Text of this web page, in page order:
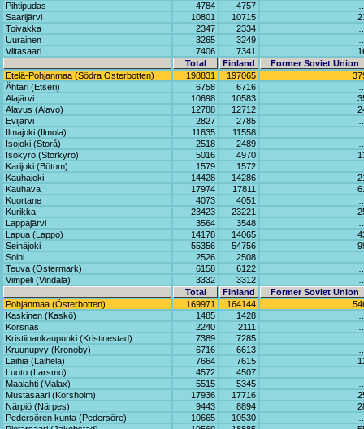
Pihtipudas
4784 4757
Saarijärvi
10801 10715
Toivakka
2347 2334
Uurainen
3265 3249
Viitasaari
7406 7341
Total
Finland
Former Soviet Union
Etelä-Pohjanmaa (Södra Österbotten)
198831 197065
Ähtäri (Etseri)
6758 6716
Alajärvi
10698 10583
Alavus (Alavo)
12788 12712
Evijärvi
2827 2785
Ilmajoki (Ilmola)
11635 11558
Isojoki (Storå)
2518 2489
Isokyrö (Storkyro)
5016 4970
Karijoki (Bötom)
1579 1572
Kauhajoki
14428 14286
Kauhava
17974 17811
Kuortane
4073 4051
Kurikka
23423 23221
Lappajärvi
3564 3548
Lapua (Lappo)
14178 14065
Seinäjoki
55356 54756
Soini
2526 2508
Teuva (Östermark)
6158 6122
Vimpeli (Vindala)
3332 3312
Total
Finland
Former Soviet Union
Pohjanmaa (Österbotten)
169971 164144
Kaskinen (Kaskö)
1485 1428
Korsnäs
2240 2111
Kristiinankaupunki (Kristinestad)
7389 7285
Kruunupyy (Kronoby)
6716 6613
Laihia (Laihela)
7664 7615
Luoto (Larsmo)
4572 4507
Maalahti (Malax)
5515 5345
Mustasaari (Korsholm)
17936 17716
Närpiö (Närpes)
9443 8894
Pedersören kunta (Pedersöre)
10665 10530